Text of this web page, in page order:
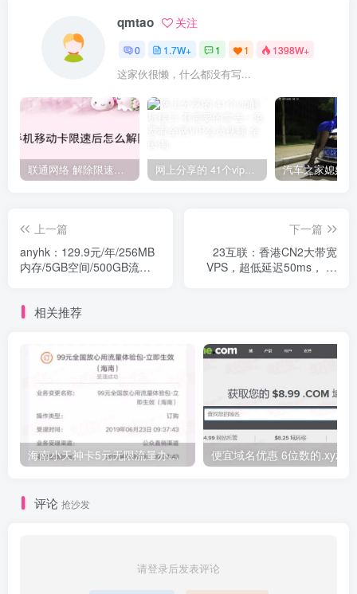
qmtao 关注
0 1.7W+ 1 1 1398W+
这家伙很懒，什么都没有写...
联通网络 解除限速方法参考！畅享、畅玩、老白干等及其它地区自测了 网上分享的 41个vip解析接口 有需要的拿去~ 免费看全网VIP会员视频
上一篇
anyhk：129.9元/年/256MB
内存/5GB空间/500GB流
下一篇
23互联：香港CN2大带宽
VPS，超低延迟50ms， 限
相关推荐
海南小天神卡5元无限流量办理的方法，5元流量不限量自行车来了
评论 抢沙发
请登录后发表评论